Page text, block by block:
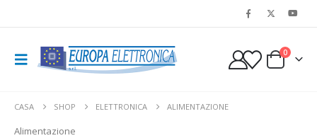
0
CASA SHOP ELETTRONICA ALIMENTAZIONE
Alimentazione